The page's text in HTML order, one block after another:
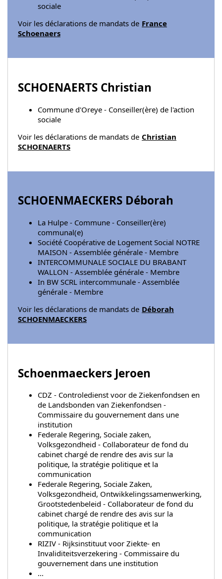
sociale
Voir les déclarations de mandats de France
Schoenaers
SCHOENAERTS Christian
Commune d'Oreye - Conseiller(ère) de l'action
sociale
Voir les déclarations de mandats de Christian
SCHOENAERTS
SCHOENMAECKERS Déborah
La Hulpe - Commune - Conseiller(ère)
communal(e)
Société Coopérative de Logement Social NOTRE
MAISON - Assemblée générale - Membre
INTERCOMMUNALE SOCIALE DU BRABANT
WALLON - Assemblée générale - Membre
In BW SCRL intercommunale - Assemblée
générale - Membre
Voir les déclarations de mandats de Déborah
SCHOENMAECKERS
Schoenmaeckers Jeroen
CDZ - Controledienst voor de Ziekenfondsen en
de Landsbonden van Ziekenfondsen -
Commissaire du gouvernement dans une
institution
Federale Regering, Sociale zaken,
Volksgezondheid - Collaborateur de fond du
cabinet chargé de rendre des avis sur la
politique, la stratégie politique et la
communication
Federale Regering, Sociale Zaken,
Volksgezondheid, Ontwikkelingssamenwerking,
Grootstedenbeleid - Collaborateur de fond du
cabinet chargé de rendre des avis sur la
politique, la stratégie politique et la
communication
RIZIV - Rijksinstituut voor Ziekte- en
Invaliditeitsverzekering - Commissaire du
gouvernement dans une institution
...